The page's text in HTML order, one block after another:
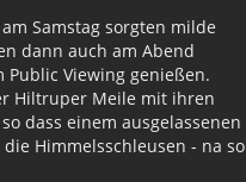
Samstag sorgten milde
dann auch am Abend
Viewing genießen.
Hiltruper Meile mit ihren
dass einem ausgelassenen
Himmelsschleusen - na so